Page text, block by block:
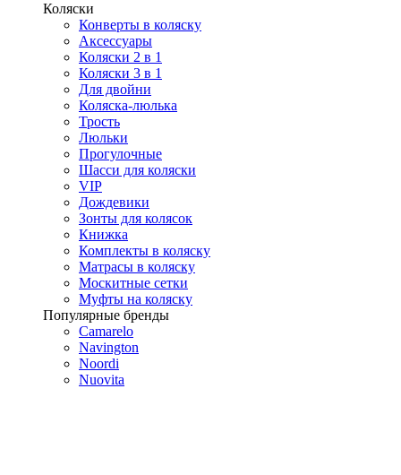
Коляски
Конверты в коляску
Аксессуары
Коляски 2 в 1
Коляски 3 в 1
Для двойни
Коляска-люлька
Трость
Люльки
Прогулочные
Шасси для коляски
VIP
Дождевики
Зонты для колясок
Книжка
Комплекты в коляску
Матрасы в коляску
Москитные сетки
Муфты на коляску
Популярные бренды
Camarelo
Navington
Noordi
Nuovita